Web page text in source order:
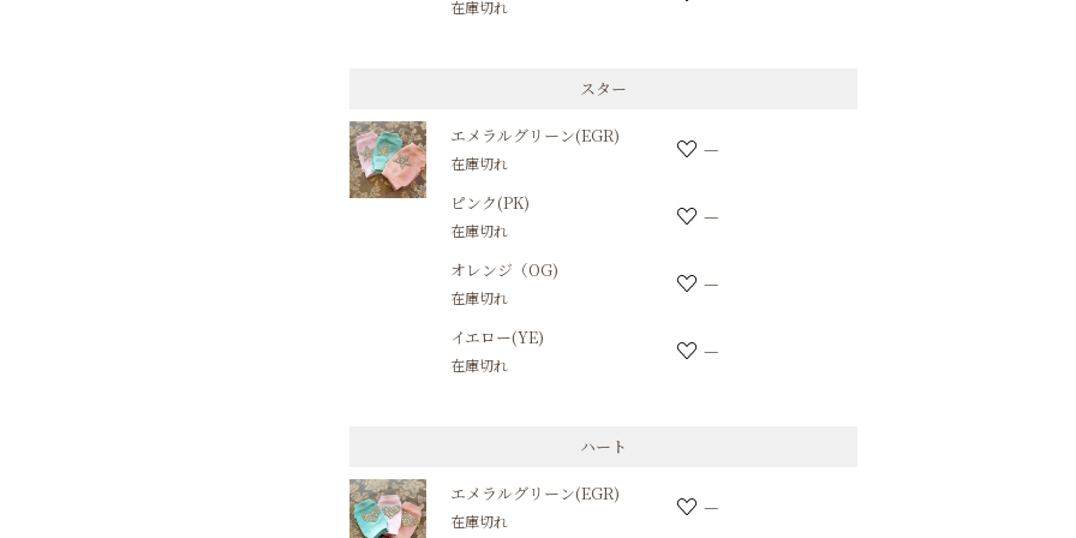
在庫切れ
スター
エメラルグリーン(EGR)
在庫切れ
—
ピンク(PK)
在庫切れ
—
オレンジ（OG)
在庫切れ
—
イエロー(YE)
在庫切れ
—
ハート
エメラルグリーン(EGR)
在庫切れ
—